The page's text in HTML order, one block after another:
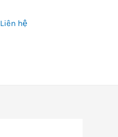
Liên hệ